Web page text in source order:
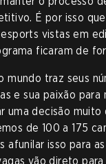
É por isso
vistas em
ficaram de
mundo traz seus
e sua paixão para
uma decisão muito
de 100 a 175
afunilar isso para
vão direto para